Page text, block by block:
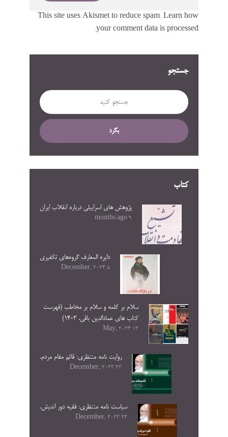
جستجو
بگرد
کتاب
پژوهش های اسراییلی درباره انقلاب ایران
9 months ago
دایره المعارف گروه‌های تکفیری
5 December, 2024
سلام بر کلمه و سلام بر مخاطب (فهرست
کتاب های عمادالدین باقی. ۱۴۰۳)
13 May, 2024
روایت نامه منتظری: قائم مقام مردم.
23 December, 2023
سیاست نامه منتظری: فقیه دور اندیش.
23 December, 2023
This site uses Akismet to reduce spam. Learn how
your comment data is processed.